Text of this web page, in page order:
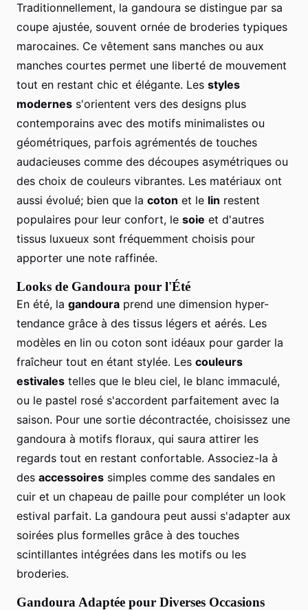
Traditionnellement, la gandoura se distingue par sa
coupe ajustée, souvent ornée de broderies typiques
marocaines. Ce vêtement sans manches ou aux
manches courtes permet une liberté de mouvement
tout en restant chic et élégante. Les styles
modernes s'orientent vers des designs plus
contemporains avec des motifs minimalistes ou
géométriques, parfois agrémentés de touches
audacieuses comme des découpes asymétriques ou
des choix de couleurs vibrantes. Les matériaux ont
aussi évolué; bien que la coton et le lin restent
populaires pour leur confort, le soie et d'autres
tissus luxueux sont fréquemment choisis pour
apporter une note raffinée.
Looks de Gandoura pour l'Été
En été, la gandoura prend une dimension hyper-
tendance grâce à des tissus légers et aérés. Les
modèles en lin ou coton sont idéaux pour garder la
fraîcheur tout en étant stylée. Les couleurs
estivales telles que le bleu ciel, le blanc immaculé,
ou le pastel rosé s'accordent parfaitement avec la
saison. Pour une sortie décontractée, choisissez une
gandoura à motifs floraux, qui saura attirer les
regards tout en restant confortable. Associez-la à
des accessoires simples comme des sandales en
cuir et un chapeau de paille pour compléter un look
estival parfait. La gandoura peut aussi s'adapter aux
soirées plus formelles grâce à des touches
scintillantes intégrées dans les motifs ou les
broderies.
Gandoura Adaptée pour Diverses Occasions